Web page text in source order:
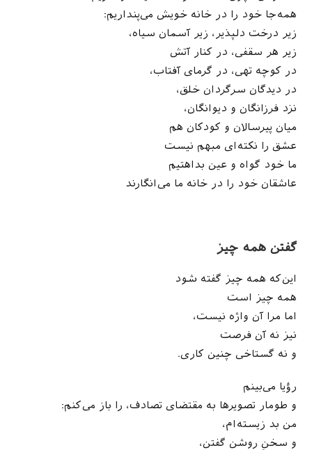
همه‌جا خود را در خانه خویش می‌پنداریم:
زیر درخت دلپذیر، زیر آسمان سیاه،
زیر هر سقفی، در کنار آتش
در کوچه تهی، در گرمای آفتاب،
در دیدگان سرگردان خلق،
نزد فرزانگان و دیوانگان،
میان پیرسالان و کودکان هم
عشق را نکته‌ای مبهم نیست
ما خود گواه و عین بداهتیم
عاشقان خود را در خانه ما می‌انگارند
گفتن همه چیز
این‌که همه چیز گفته شود
همه چیز است
اما مرا آن واژه نیست،
نیز نه آن فرصت
و نه گستاخی چنین کاری.
رؤیا می‌بینم
و طومار تصویرها به مقتضای تصادف، را باز می‌کنم:
من بد زیسته‌ام،
و سخنِ روشن گفتن،